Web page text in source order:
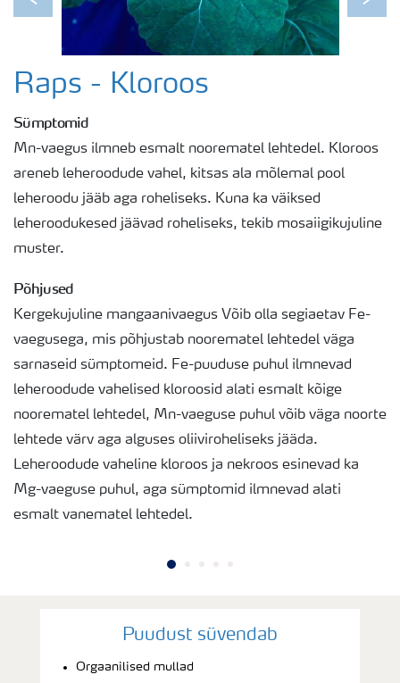
Previous Next
Raps - Kloroos
Sümptomid
Mn-vaegus ilmneb esmalt noorematel lehtedel. Kloroos
areneb leheroodude vahel, kitsas ala mõlemal pool
leheroodu jääb aga roheliseks. Kuna ka väiksed
leheroodukesed jäävad roheliseks, tekib mosaiigikujuline
muster.
Põhjused
Kergekujuline mangaanivaegus Võib olla segiaetav Fe-
vaegusega, mis põhjustab noorematel lehtedel väga
sarnaseid sümptomeid. Fe-puuduse puhul ilmnevad
leheroodude vahelised kloroosid alati esmalt kõige
noorematel lehtedel, Mn-vaeguse puhul võib väga noorte
lehtede värv aga alguses oliiviroheliseks jääda.
Leheroodude vaheline kloroos ja nekroos esinevad ka
Mg-vaeguse puhul, aga sümptomid ilmnevad alati
esmalt vanematel lehtedel.
Puudust süvendab
Orgaanilised mullad